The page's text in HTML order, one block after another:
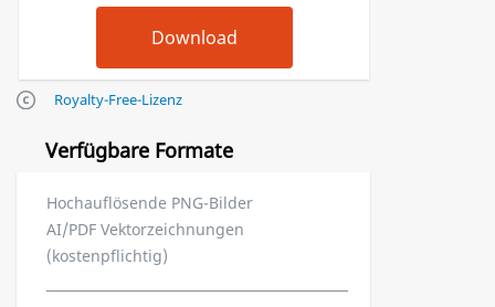
Royalty-Free-Lizenz
Verfügbare Formate
Hochauflösende PNG-Bilder
AI/PDF Vektorzeichnungen
(kostenpflichtig)